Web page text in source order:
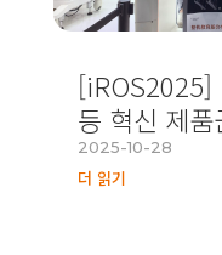
[iROS2025]
등 혁신 제품
2025-10-28
더 읽기